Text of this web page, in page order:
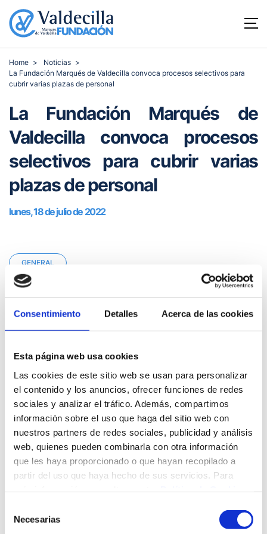
Consentimiento Detalles Acerca de las cookies
Esta página web usa cookies
Las cookies de este sitio web se usan para personalizar
el contenido y los anuncios, ofrecer funciones de redes
sociales y analizar el tráfico. Además, compartimos
información sobre el uso que haga del sitio web con
nuestros partners de redes sociales, publicidad y análisis
web, quienes pueden combinarla con otra información
que les haya proporcionado o que hayan recopilado a
partir del uso que haya hecho de sus servicios. Para
Necesarias
Home
Noticias
La Fundación Marqués de Valdecilla convoca procesos selectivos para
cubrir varias plazas de personal
La Fundación Marqués de
Valdecilla convoca procesos
selectivos para cubrir varias
plazas de personal
lunes, 18 de julio de 2022
GENERAL
La Fundación Marqués de Valdecilla convoca procesos
selectivos para cubrir varias plazas de personal
Las convocatorias están ya abiertas y pueden consultarse